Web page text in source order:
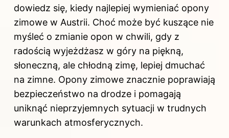
dowiedz się, kiedy najlepiej wymieniać opony
zimowe w Austrii. Choć może być kuszące nie
myśleć o zmianie opon w chwili, gdy z
radością wyjeżdżasz w góry na piękną,
słoneczną, ale chłodną zimę, lepiej dmuchać
na zimne. Opony zimowe znacznie poprawiają
bezpieczeństwo na drodze i pomagają
uniknąć nieprzyjemnych sytuacji w trudnych
warunkach atmosferycznych.